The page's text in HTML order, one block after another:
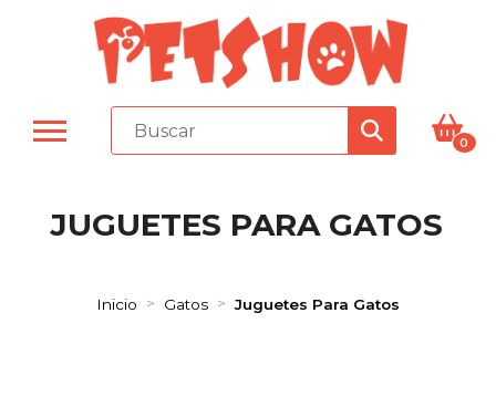
0
JUGUETES PARA GATOS
Inicio Gatos Juguetes Para Gatos